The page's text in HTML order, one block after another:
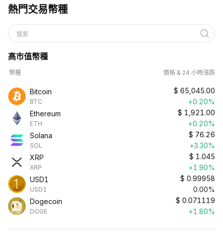
熱門交易幣種
搜索
高市值幣種
幣種 價格 & 24 小時漲跌
Bitcoin
BTC
$ 65,045.00
+0.20%
Ethereum
ETH
$ 1,921.00
+0.20%
Solana
SOL
$ 76.26
+3.30%
XRP
XRP
$ 1.045
+1.90%
USD1
USD1
$ 0.99958
0.00%
Dogecoin
DOGE
$ 0.071119
+1.80%